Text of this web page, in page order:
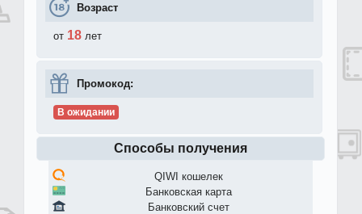
Возраст
от 18 лет
Промокод:
В ожидании
Способы получения
QIWI кошелек
Банковская карта
Банковский счет